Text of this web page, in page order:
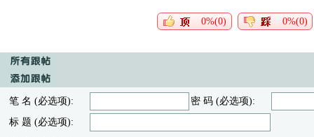
0%(0) 0%(0)
笔 名 (必选项):
密 码 (必选项):
标 题 (必选项):